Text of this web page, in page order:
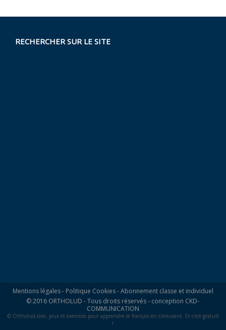
RECHERCHER SUR LE SITE
Mentions légales- Politique Cookies-Abonnement classe et individuel
© 2016 ORTHOLUD - Tous droits réservés - conception CKD-
COMMUNICATION
© Ortholud.com, jeux et exercices pour apprendre le français en s'amusant. Et c'est gratuit
!